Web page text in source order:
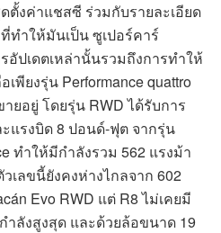
ตั้งค่าแชสซี ร่วมกับรายละเอียด
ทำให้มันเป็น ซูเปอร์คาร์
อัปเดตเหล่านั้นรวมถึงการทำให้
พียงรุ่น Performance quattro
ยอยู่ โดยรุ่น RWD ได้รับการ
แรงบิด 8 ปอนด์-ฟุต จากรุ่น
ทำให้มีกำลังรวม 562 แรงม้า
เลขนี้ยังคงห่างไกลจาก 602
Evo RWD แต่ R8 ไม่เคยมี
ำลังสูงสุด และด้วยล้อขนาด 19